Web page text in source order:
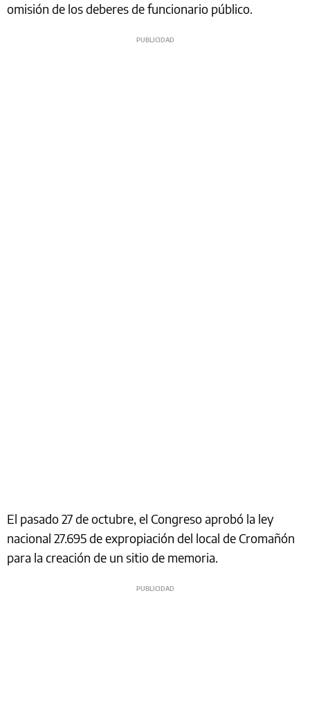
omisión de los deberes de funcionario público.
El pasado 27 de octubre, el Congreso aprobó la ley
nacional 27.695 de expropiación del local de Cromañón
para la creación de un sitio de memoria.